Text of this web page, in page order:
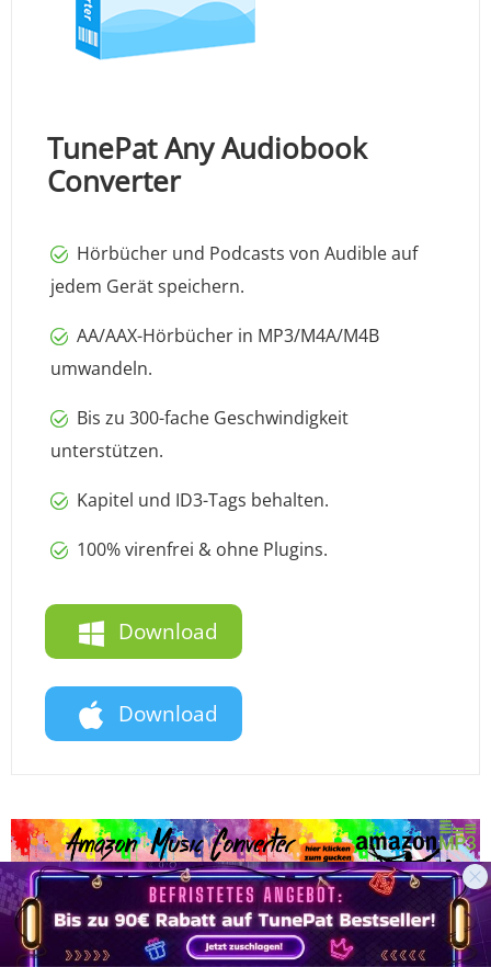
TunePat Any Audiobook
Converter
Hörbücher und Podcasts von Audible auf
jedem Gerät speichern.
AA/AAX-Hörbücher in MP3/M4A/M4B
umwandeln.
Bis zu 300-fache Geschwindigkeit
unterstützen.
Kapitel und ID3-Tags behalten.
100% virenfrei & ohne Plugins.
Download
Download